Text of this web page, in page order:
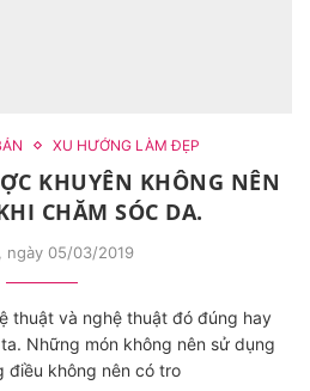
XU HƯỚNG LÀM ĐẸP
KHUYÊN KHÔNG NÊN
CHĂM SÓC DA.
ngày 05/03/2019
thuật và nghệ thuật đó đúng hay
Những món không nên sử dụng
điều không nên có tro